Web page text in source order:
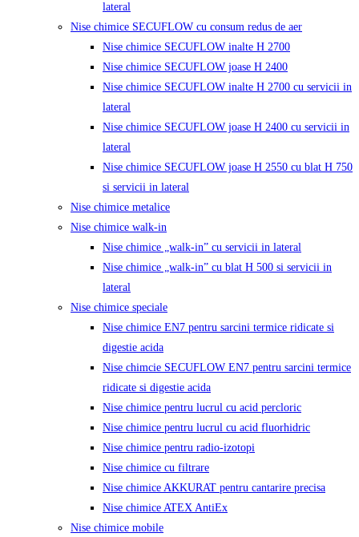
lateral
Nise chimice SECUFLOW cu consum redus de aer
Nise chimice SECUFLOW inalte H 2700
Nise chimice SECUFLOW joase H 2400
Nise chimice SECUFLOW inalte H 2700 cu servicii in
lateral
Nise chimice SECUFLOW joase H 2400 cu servicii in
lateral
Nise chimice SECUFLOW joase H 2550 cu blat H 750
si servicii in lateral
Nise chimice metalice
Nise chimice walk-in
Nise chimice „walk-in” cu servicii in lateral
Nise chimice „walk-in” cu blat H 500 si servicii in
lateral
Nise chimice speciale
Nise chimice EN7 pentru sarcini termice ridicate si
digestie acida
Nise chimcie SECUFLOW EN7 pentru sarcini termice
ridicate si digestie acida
Nise chimice pentru lucrul cu acid percloric
Nise chimice pentru lucrul cu acid fluorhidric
Nise chimice pentru radio-izotopi
Nise chimice cu filtrare
Nise chimice AKKURAT pentru cantarire precisa
Nise chimice ATEX AntiEx
Nise chimice mobile